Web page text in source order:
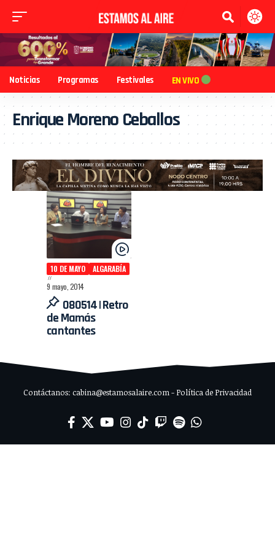
Noticias Programas Festivales EN VIVO
Enrique Moreno Ceballos
10 DE MAYO
ALGARABÍA
9 mayo, 2014
080514 | Retro
de Mamás
cantantes
Contáctanos: cabina@estamosalaire.com - Política de Privacidad